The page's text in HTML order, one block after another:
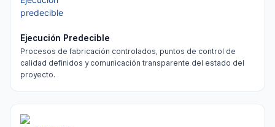
Ejecución Predecible
Procesos de fabricación controlados, puntos de control de
calidad definidos y comunicación transparente del estado del
proyecto.